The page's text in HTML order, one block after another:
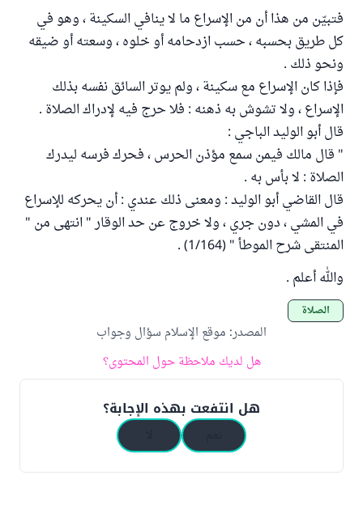
فتبيّن من هذا أن من الإسراع ما لا ينافي السكينة ، وهو في
كل طريق بحسبه ، حسب ازدحامه أو خلوه ، وسعته أو ضيقه
ونحو ذلك .
فإذا كان الإسراع مع سكينة ، ولم يوتر السائق نفسه بذلك
الإسراع ، ولا تشوش به ذهنه : فلا حرج فيه لإدراك الصلاة .
قال أبو الوليد الباجي :
" قال مالك فيمن سمع مؤذن الحرس ، فحرك فرسه ليدرك
الصلاة : لا بأس به .
قال القاضي أبو الوليد : ومعنى ذلك عندي : أن يحركه للإسراع
في المشي ، دون جري ، ولا خروج عن حد الوقار " انتهى من "
المنتقى شرح الموطأ " (1/164) .
والله أعلم .
الصلاة
المصدر: موقع الإسلام سؤال وجواب
هل لديك ملاحظة حول المحتوى؟
هل انتفعت بهذه الإجابة؟